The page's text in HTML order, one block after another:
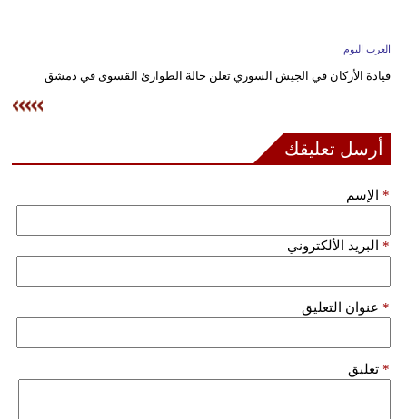
وتكنولوجيا
مدوَّنات
أبراج
سيارات
العرب اليوم
قيادة الأركان في الجيش السوري تعلن حالة الطوارئ القسوى في دمشق
أرسل تعليقك
الإسم *
البريد الألكتروني *
عنوان التعليق *
تعليق *